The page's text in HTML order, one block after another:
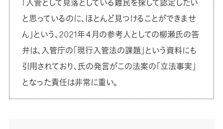
「入管として見落としている難民を探して認定したい
と思っているのに、ほとんど見つけることができませ
ん」という、2021年４月の参考人としての柳瀬氏の答
弁は、入管庁の「現行入管法の課題」という資料にも
引用されており、氏の発言がこの法案の「立法事実」
となった責任は非常に重い。